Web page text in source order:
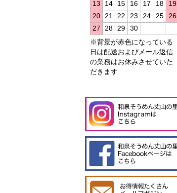
13
14 15 16 17 18
19
20 21 22 23 24 25
26
27
28 29
30
※背景が赤色になっている
日は配送およびメール返信
の業務はお休みさせていた
だきます